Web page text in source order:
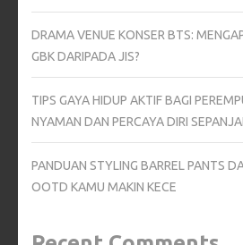
DRAMA VENUE KONSER BTS:
GBK DARIPADA JIS?
TIPS GAYA HIDUP AKTIF BAGI
NYAMAN DAN PERCAYA DIRI
PANDUAN STYLING BARREL PANTS
OOTD KAMU MAKIN KECE